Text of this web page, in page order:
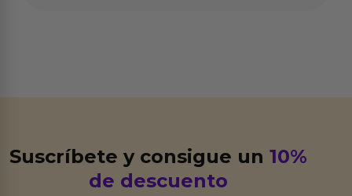
Suscríbete y consigue un10%
de descuento